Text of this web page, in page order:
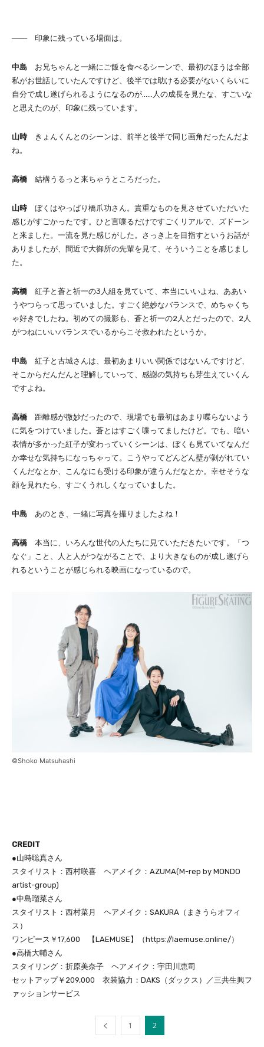
―― 印象に残っている場面は。
中島 お兄ちゃんと一緒にご飯を食べるシーンで、最初のほうは全部
私がお世話していたんですけど、後半では助ける必要がないくらいに
自分で成し遂げられるようになるのが……人の成長を見たな、すごいな
と思えたのが、印象に残っています。
山時 きょんくんとのシーンは、前半と後半で同じ画角だったんだよ
ね。
高橋 結構うるっと来ちゃうところだった。
山時 ぼくはやっぱり橋爪功さん。貴重なものを見させていただいた
感じがすごかったです。ひと言喋るだけですごくリアルで、ズドーン
と来ました。一流を見た感じがした。さっき上を目指すというお話が
ありましたが、間近で大御所の先輩を見て、そういうことを感じまし
た。
高橋 紅子と蒼と祈一の3人組を見ていて、本当にいいよね、ああい
うやつらって思っていました。すごく絶妙なバランスで、めちゃくち
ゃ好きでしたね。初めての撮影も、蒼と祈一の2人とだったので、2人
がつねにいいバランスでいるからこそ救われたというか。
中島 紅子と古城さんは、最初あまりいい関係ではないんですけど、
そこからだんだんと理解していって、感謝の気持ちも芽生えていくん
ですよね。
高橋 距離感が微妙だったので、現場でも最初はあまり喋らないよう
に気をつけていました。蒼とはすごく喋ってましたけど。でも、暗い
表情が多かった紅子が変わっていくシーンは、ぼくも見ていてなんだ
か幸せな気持ちになっちゃって。こうやってどんどん壁が剝がれてい
くんだなとか、こんなにも受ける印象が違うんだなとか。幸せそうな
顔を見れたら、すごくうれしくなっていました。
中島 あのとき、一緒に写真を撮りましたよね！
高橋 本当に、いろんな世代の人たちに見ていただきたいです。「つ
なぐ」こと、人と人がつながることで、より大きなものが成し遂げら
れるということが感じられる映画になっているので。
©Shoko Matsuhashi
CREDIT
●山時聡真さん
スタイリスト：西村咲喜 ヘアメイク：AZUMA(M-rep by MONDO
artist-group)
●中島瑠菜さん
スタイリスト：西村菜月 ヘアメイク：SAKURA（まきうらオフィ
ス）
ワンピース￥17,600 【LAEMUSE】（https://laemuse.online/）
●高橋大輔さん
スタイリング：折原美奈子 ヘアメイク：宇田川恵司
セットアップ￥209,000 衣装協力：DAKS（ダックス）／三共生興フ
ァッションサービス
1 2